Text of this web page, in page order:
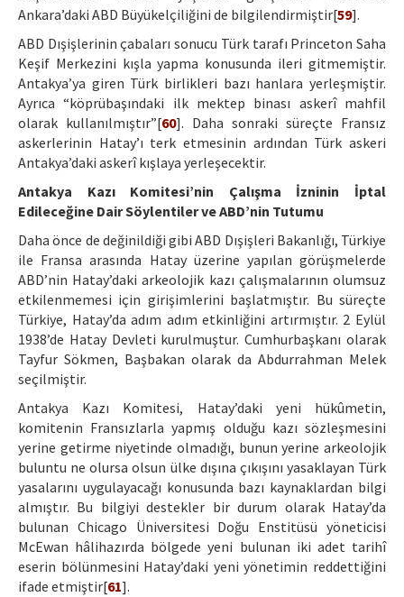
Ankara’daki ABD Büyükelçiliğini de bilgilendirmiştir[59].
ABD Dışişlerinin çabaları sonucu Türk tarafı Princeton Saha
Keşif Merkezini kışla yapma konusunda ileri gitmemiştir.
Antakya’ya giren Türk birlikleri bazı hanlara yerleşmiştir.
Ayrıca “köprübaşındaki ilk mektep binası askerî mahfil
olarak kullanılmıştır”[60]. Daha sonraki süreçte Fransız
askerlerinin Hatay’ı terk etmesinin ardından Türk askeri
Antakya’daki askerî kışlaya yerleşecektir.
Antakya Kazı Komitesi’nin Çalışma İzninin İptal
Edileceğine Dair Söylentiler ve ABD’nin Tutumu
Daha önce de değinildiği gibi ABD Dışişleri Bakanlığı, Türkiye
ile Fransa arasında Hatay üzerine yapılan görüşmelerde
ABD’nin Hatay’daki arkeolojik kazı çalışmalarının olumsuz
etkilenmemesi için girişimlerini başlatmıştır. Bu süreçte
Türkiye, Hatay’da adım adım etkinliğini artırmıştır. 2 Eylül
1938’de Hatay Devleti kurulmuştur. Cumhurbaşkanı olarak
Tayfur Sökmen, Başbakan olarak da Abdurrahman Melek
seçilmiştir.
Antakya Kazı Komitesi, Hatay’daki yeni hükûmetin,
komitenin Fransızlarla yapmış olduğu kazı sözleşmesini
yerine getirme niyetinde olmadığı, bunun yerine arkeolojik
buluntu ne olursa olsun ülke dışına çıkışını yasaklayan Türk
yasalarını uygulayacağı konusunda bazı kaynaklardan bilgi
almıştır. Bu bilgiyi destekler bir durum olarak Hatay’da
bulunan Chicago Üniversitesi Doğu Enstitüsü yöneticisi
McEwan hâlihazırda bölgede yeni bulunan iki adet tarihî
eserin bölünmesini Hatay’daki yeni yönetimin reddettiğini
ifade etmiştir[61].